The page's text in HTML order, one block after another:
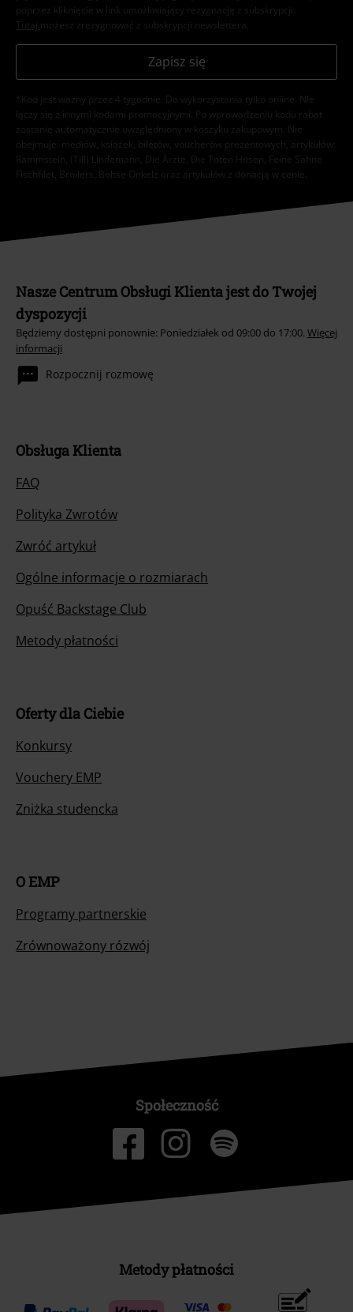
poprzez kliknięcie w link umożliwiający rezygnację z subskrypcji.
Tutaj możesz zrezygnować z subskrypcji newslettera.
Zapisz się
*Kod jest ważny przez 4 tygodnie. Do wykorzystania tylko online. NIe
łączy się z innymi kodami promocyjnymi. Po wprowadzeniu kodu rabat
zostanie automatycznie uwzględniony w koszyku zakupowym. Nie
obejmuje: mediów, książek, biletów, voucherów prezentowych, artykułów:
Rammstein, (Till) Lindemann, Die Ärzte, Die Toten Hosen, Feine Sahne
Fischfilet, Broilers, Böhse Onkelz oraz artykułów z donacją w cenie.
Nasze Centrum Obsługi Klienta jest do Twojej
dyspozycji
Będziemy dostępni ponownie: Poniedziałek od 09:00 do 17:00. Więcej
informacji
Rozpocznij rozmowę
Obsługa Klienta
FAQ
Polityka Zwrotów
Zwróć artykuł
Ogólne informacje o rozmiarach
Opuść Backstage Club
Metody płatności
Oferty dla Ciebie
Konkursy
Vouchery EMP
Zniżka studencka
O EMP
Programy partnerskie
Zrównoważony rózwój
Społeczność
Metody płatności